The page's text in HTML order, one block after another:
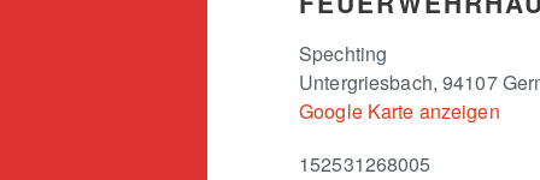
Spechting
Untergriesbach, 94107
Google Karte anzeigen
152531268005